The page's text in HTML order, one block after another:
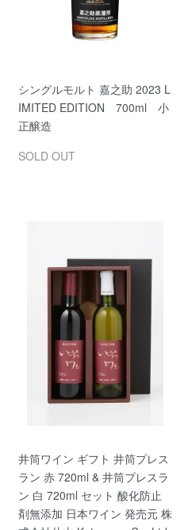
シングルモルト 嘉之助 2023 L
IMITED EDITION 700ml 小
正醸造
SOLD OUT
井筒ワイン ギフト 井筒プレス
ラン 赤 720ml & 井筒プレスラ
ン 白 720ml セット 酸化防止
剤無添加 日本ワイン 発売元 株